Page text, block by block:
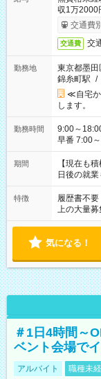
収1万2000
交通費
交通費 交
勤務地
東京都墨田
錦糸町駅 /
≪自宅か
します。
勤務時間
9:00～18:00（休憩60分）
早番 7:00～16:00
い」 「余
たくない」
の方へ 今
の勤務時
期間
【現在も
日後の就業
特徴 履歴書不要
上の大量募
気になる！
＃1日4時間～
ベント会場で
アルバイト 職種未